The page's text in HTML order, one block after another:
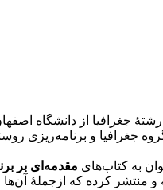
جغرافیا از دانشگاه
جغرافیا و برنامه‌ریزی
به کتاب‌های مقدمه‌ای بر
و منتشر کرده که ازجملۀ آن‌ها